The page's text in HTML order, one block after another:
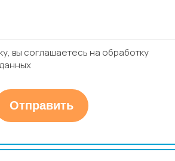
вы соглашаетесь на обработку